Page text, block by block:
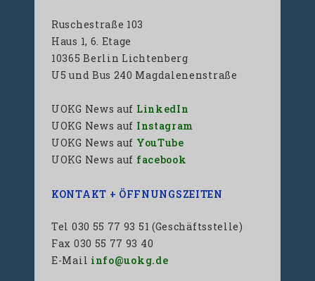
Ruschestraße 103
Haus 1, 6. Etage
10365 Berlin Lichtenberg
U5 und Bus 240 Magdalenenstraße
UOKG News auf LinkedIn
UOKG News auf Instagram
UOKG News auf YouTube
UOKG News auf facebook
KONTAKT + ÖFFNUNGSZEITEN
Tel 030 55 77 93 51 (Geschäftsstelle)
Fax 030 55 77 93 40
E-Mail info@uokg.de